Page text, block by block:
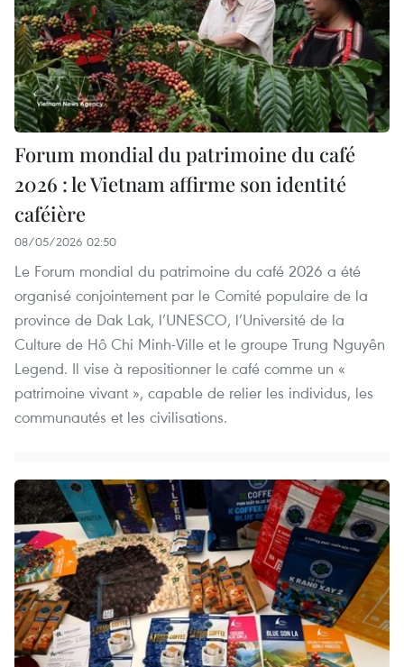
Forum mondial du patrimoine du café
2026 : le Vietnam affirme son identité
caféière
08/05/2026 02:50
Le Forum mondial du patrimoine du café 2026 a été
organisé conjointement par le Comité populaire de la
province de Dak Lak, l’UNESCO, l’Université de la
Culture de Hô Chi Minh-Ville et le groupe Trung Nguyên
Legend. Il vise à repositionner le café comme un «
patrimoine vivant », capable de relier les individus, les
communautés et les civilisations.